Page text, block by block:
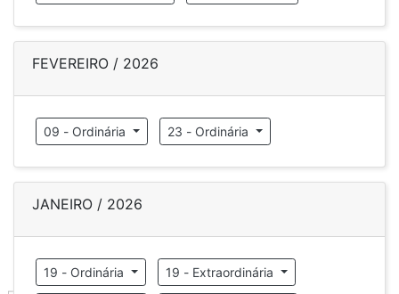
FEVEREIRO / 2026
09 - Ordinária 23 - Ordinária
JANEIRO / 2026
19 - Ordinária 19 - Extraordinária